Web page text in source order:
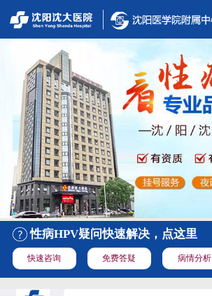
性病HPV疑问快速解决，点这里
快速咨询 免费答疑 病情分析